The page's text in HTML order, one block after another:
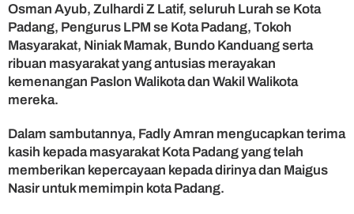
s
i
r
D
i
d
i
r
i
Osman Ayub, Zulhardi Z Latif, seluruh Lurah se Kota
Padang, Pengurus LPM se Kota Padang, Tokoh
Masyarakat, Niniak Mamak, Bundo Kanduang serta
ribuan masyarakat yang antusias merayakan
kemenangan Paslon Walikota dan Wakil Walikota
mereka.
Dalam sambutannya, Fadly Amran mengucapkan terima
kasih kepada masyarakat Kota Padang yang telah
memberikan kepercayaan kepada dirinya dan Maigus
Nasir untuk memimpin kota Padang.